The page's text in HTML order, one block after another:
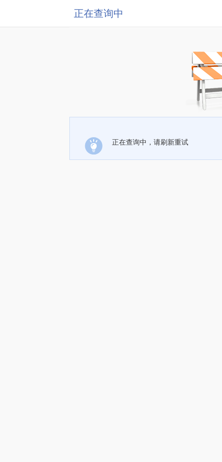
正在查询中
正在查询中，请刷新重试